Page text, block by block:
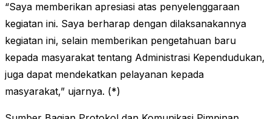
“Saya memberikan apresiasi atas penyelenggaraan
kegiatan ini. Saya berharap dengan dilaksanakannya
kegiatan ini, selain memberikan pengetahuan baru
kepada masyarakat tentang Administrasi Kependudukan,
juga dapat mendekatkan pelayanan kepada
masyarakat,” ujarnya. (*)